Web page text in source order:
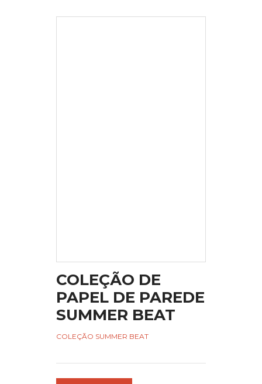
COLEÇÃO DE
PAPEL DE PAREDE
SUMMER BEAT
COLEÇÃO SUMMER BEAT